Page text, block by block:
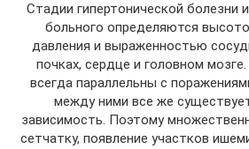
Стадии гипертонической болезни
больного определяются
давления и выраженностью
почках, сердце и головном
всегда параллельны с
между ними все же
зависимость. Поэтому
сетчатку, появление участков